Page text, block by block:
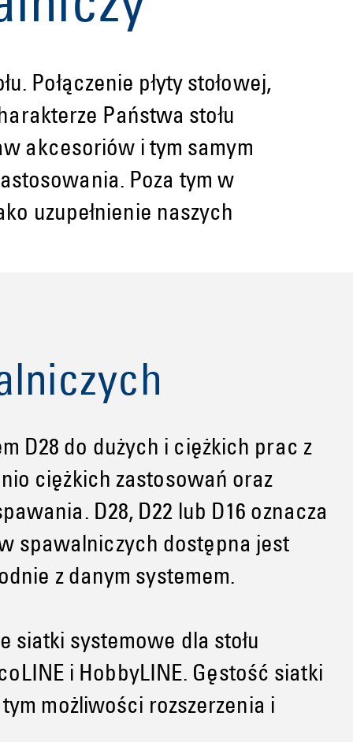
Połączenie płyty stołowej,
Państwa stołu
akcesoriów i tym samym
Poza tym w
uzupełnienie naszych
D28 do dużych i ciężkich prac z
ciężkich zastosowań oraz
D28, D22 lub D16 oznacza
spawalniczych dostępna jest
z danym systemem.
siatki systemowe dla stołu
i HobbyLINE. Gęstość siatki
możliwości rozszerzenia i